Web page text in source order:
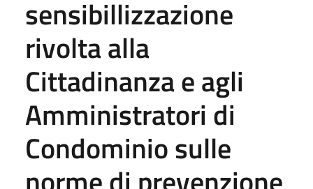
sensibillizzazione
rivolta alla
Cittadinanza e agli
Amministratori di
Condominio sulle